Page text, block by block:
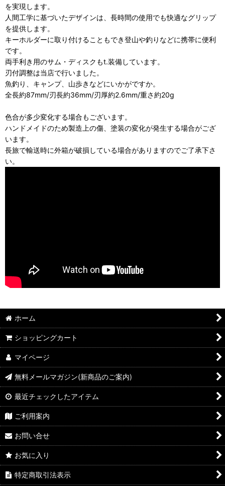
を実現します。
人間工学に基づいたデザインは、長時間の使用でも快適なグリップ
を提供します。
キーホルダーに取り付けることもでき登山や釣りなどに携帯に便利
です。
両手利き用のサム・ディスクもt.装備しています。
刃付調整は当店で行いました。
魚釣り、キャンプ、山歩きなどにいかがですか。
全長約87mm/刃長約36mm/刃厚約2.6mm/重さ約20g
色合が多少変化する場合もございます。
ハンドメイドのため製造上の傷、塗装の変化が発生する場合がござ
います。
長旅で輸送時に外箱が破損している場合がありますのでご了承下さ
い。
ホーム
ショッピングカート
マイページ
無料メールマガジン(新商品のご案内)
最近チェックしたアイテム
ご利用案内
お問い合せ
お気に入り
特定商取引法表示